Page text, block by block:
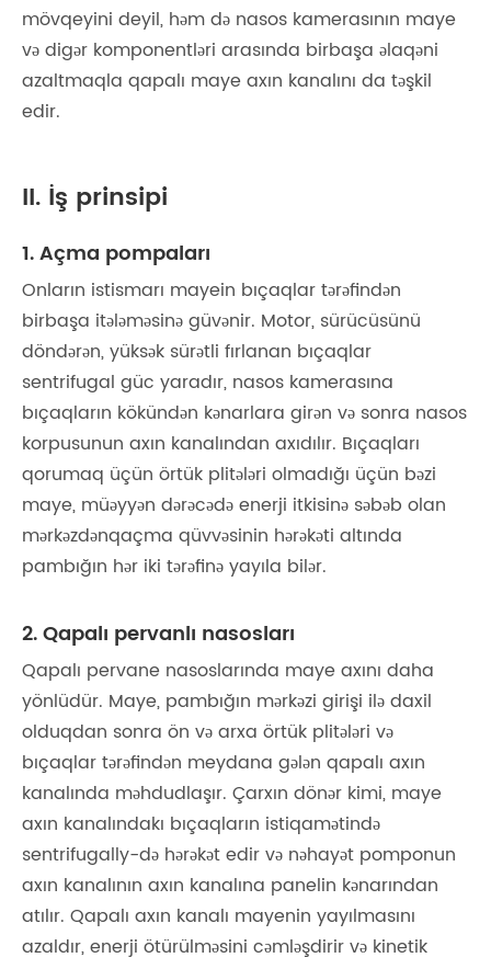
mövqeyini deyil, həm də nasos kamerasının maye
və digər komponentləri arasında birbaşa əlaqəni
azaltmaqla qapalı maye axın kanalını da təşkil
edir.
II. İş prinsipi
1. Açma pompaları
Onların istismarı mayein bıçaqlar tərəfindən
birbaşa itələməsinə güvənir. Motor, sürücüsünü
döndərən, yüksək sürətli fırlanan bıçaqlar
sentrifugal güc yaradır, nasos kamerasına
bıçaqların kökündən kənarlara girən və sonra nasos
korpusunun axın kanalından axıdılır. Bıçaqları
qorumaq üçün örtük plitələri olmadığı üçün bəzi
maye, müəyyən dərəcədə enerji itkisinə səbəb olan
mərkəzdənqaçma qüvvəsinin hərəkəti altında
pambığın hər iki tərəfinə yayıla bilər.
2. Qapalı pervanlı nasosları
Qapalı pervane nasoslarında maye axını daha
yönlüdür. Maye, pambığın mərkəzi girişi ilə daxil
olduqdan sonra ön və arxa örtük plitələri və
bıçaqlar tərəfindən meydana gələn qapalı axın
kanalında məhdudlaşır. Çarxın dönər kimi, maye
axın kanalındakı bıçaqların istiqamətində
sentrifugally-də hərəkət edir və nəhayət pomponun
axın kanalının axın kanalına panelin kənarından
atılır. Qapalı axın kanalı mayenin yayılmasını
azaldır, enerji ötürülməsini cəmləşdirir və kinetik